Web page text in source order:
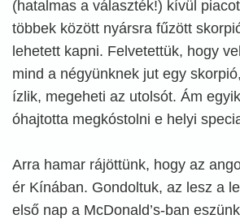
(hatalmas a választék!) kívül
többek között nyársra fűzött
lehetett kapni. Felvetettük, hogy
mind a négyünknek jut egy
ízlik, megeheti az utolsót. Ám
óhajtotta megkóstolni e helyi
Arra hamar rájöttünk, hogy az
ér Kínában. Gondoltuk, az lesz a
első nap a McDonald’s-ban